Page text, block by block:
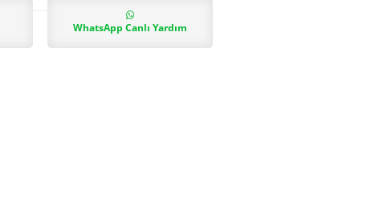
WhatsApp Canlı Yardım